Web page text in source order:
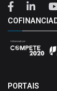
PORTAIS